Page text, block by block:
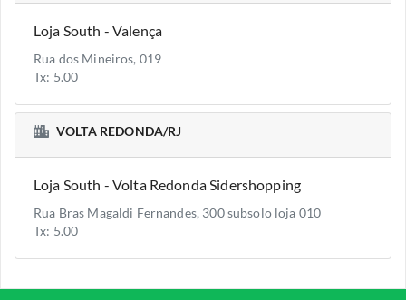
Loja South - Valença
Rua dos Mineiros, 019
Tx: 5.00
VOLTA REDONDA/RJ
Loja South - Volta Redonda Sidershopping
Rua Bras Magaldi Fernandes, 300 subsolo loja 010
Tx: 5.00